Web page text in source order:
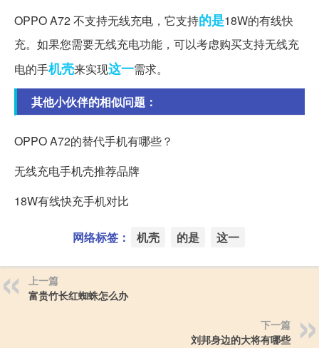
OPPO A72 不支持无线充电，它支持的是18W的有线快
充。如果您需要无线充电功能，可以考虑购买支持无线充
电的手机壳来实现这一需求。
其他小伙伴的相似问题：
OPPO A72的替代手机有哪些？
无线充电手机壳推荐品牌
18W有线快充手机对比
网络标签： 机壳 的是 这一
上一篇
富贵竹长红蜘蛛怎么办
下一篇
刘邦身边的大将有哪些